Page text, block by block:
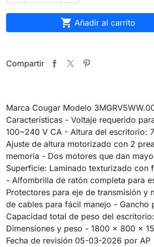
 Añadir al carrito
Compartir
Marca Cougar Modelo
Características - Voltaje requerido
100~240 V CA - Altura del escritorio:
Ajuste de altura motorizado con 2
memoria - Dos motores que dan
Superficie: Laminado texturizado con
- Alfombrilla de ratón completa para
Protectores para eje de transmisión y
de cables para fácil manejo - Gancho
Capacidad total de peso del
Dimensiones y peso - 1800 x 800 x
Fecha de revisión 05-03-2026 por AP